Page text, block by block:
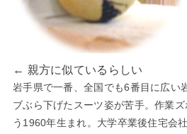
← 親方に似ているらしい
岩手県で一番、全国でも6番目に広い
ブぶら下げたスーツ姿が苦手。作業
う1960年生まれ。大学卒業後住宅会